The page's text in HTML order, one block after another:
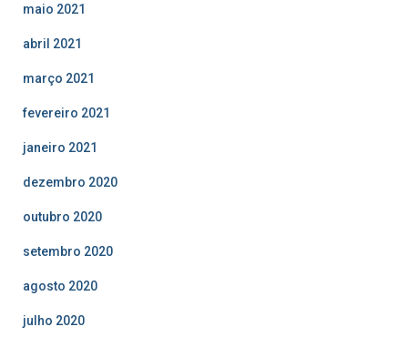
maio 2021
abril 2021
março 2021
fevereiro 2021
janeiro 2021
dezembro 2020
outubro 2020
setembro 2020
agosto 2020
julho 2020